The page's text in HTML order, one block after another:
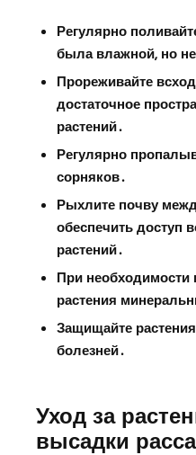
Регулярно
была влажной‚ но
Прореживайте
достаточное
растений․
Регулярно
сорняков․
Рыхлите почву
обеспечить доступ
растений․
При необходимости
растения
Защищайте
болезней․
Уход за
высадки